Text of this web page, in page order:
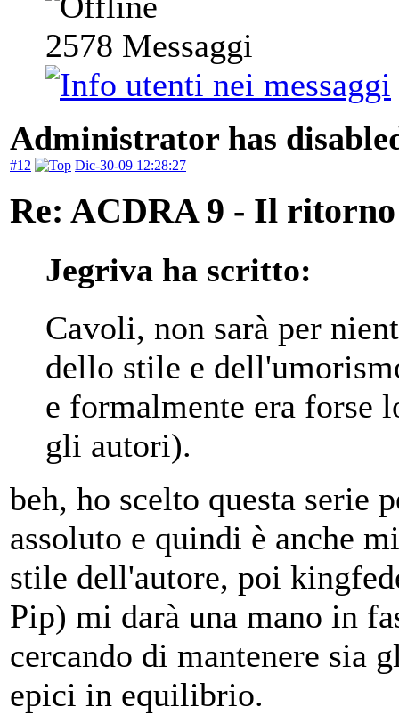
2578 Messaggi
Administrator has
#12 Dic-30-09 12:28:27
Re: ACDRA 9 - Il
Jegriva ha scritto:
Cavoli, non sarà per
dello stile e
e formalmente era forse
gli autori).
beh, ho scelto questa serie
assoluto e quindi è anche
stile dell'autore, poi
Pip) mi darà una mano in
cercando di mantenere sia
epici in equilibrio.